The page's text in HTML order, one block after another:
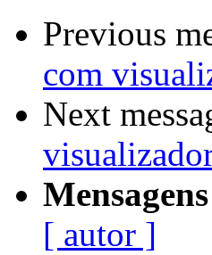
Previous
com
Next
[ autor ]